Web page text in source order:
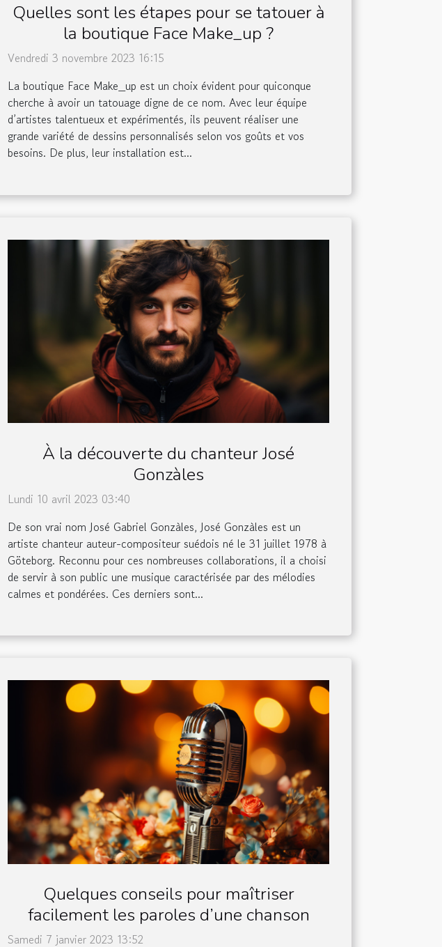
Quelles sont les étapes pour se tatouer à
la boutique Face Make_up ?
Vendredi 3 novembre 2023 16:15
La boutique Face Make_up est un choix évident pour quiconque
cherche à avoir un tatouage digne de ce nom. Avec leur équipe
d’artistes talentueux et expérimentés, ils peuvent réaliser une
grande variété de dessins personnalisés selon vos goûts et vos
besoins. De plus, leur installation est...
À la découverte du chanteur José
Gonzàles
Lundi 10 avril 2023 03:40
De son vrai nom José Gabriel Gonzàles, José Gonzàles est un
artiste chanteur auteur-compositeur suédois né le 31 juillet 1978 à
Göteborg. Reconnu pour ces nombreuses collaborations, il a choisi
de servir à son public une musique caractérisée par des mélodies
calmes et pondérées. Ces derniers sont...
Quelques conseils pour maîtriser
facilement les paroles d’une chanson
Samedi 7 janvier 2023 13:52